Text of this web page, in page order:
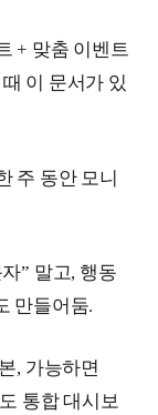
+ 맞춤 이벤트
이 문서가 있
주 동안 모니
” 말고, 행동
만들어둠.
, 가능하면
통합 대시보